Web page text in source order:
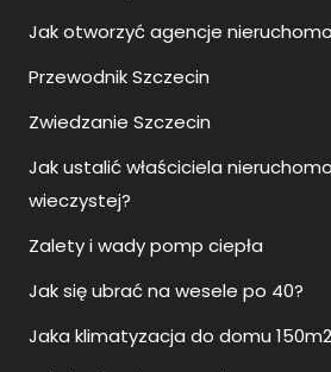
Jak otworzyć agencje
Przewodnik Szczecin
Zwiedzanie Szczecin
Jak ustalić właściciela
wieczystej?
Zalety i wady pomp ciepła
Jak się ubrać na wesele po 40?
Jaka klimatyzacja do domu